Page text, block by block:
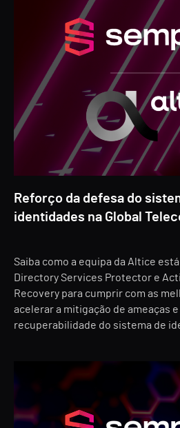
Reforço da defesa do
identidades na Global
Saiba como a equipa da Altice
Directory Services Protector e
Recovery para cumprir com as
acelerar a mitigação de ameaças
recuperabilidade do sistema de